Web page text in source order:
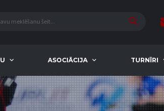
ASOCIĀCIJA TURNĪRI